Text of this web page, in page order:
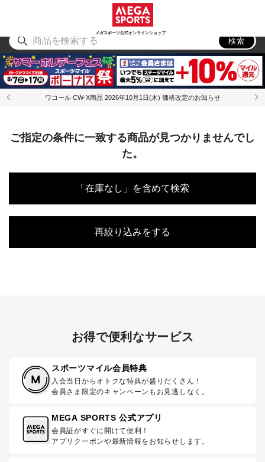
メガスポーツ公式オンラインショップ
アウトドア
検索
ワコール CW-X商品 2026年10月1日(木) 価格改定のお知らせ
ご指定の条件に一致する商品が見つかりませんでし
た。
「在庫なし」を含めて検索
再絞り込みをする
お得で便利なサービス
スポーツマイル会員特典
入会当日からオトクな特典が盛りだくさん！
会員さま限定のキャンペーンもお見逃しなく。
MEGA SPORTS 公式アプリ
会員証がすぐに開けて便利！
アプリクーポンや最新情報をお知らせします。